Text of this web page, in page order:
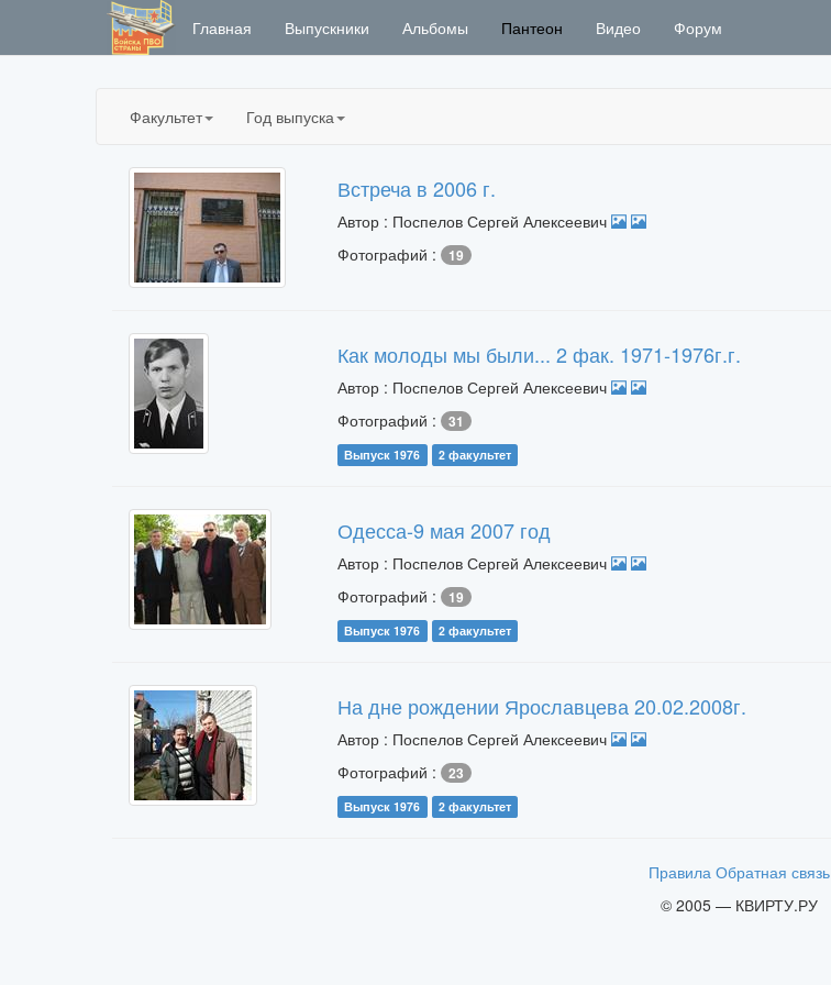
Главная Выпускники Альбомы Пантеон Видео Форум
Факультет Год выпуска
Встреча в 2006 г.
Автор : Поспелов Сергей Алексеевич
Фотографий :
19
Как молоды мы были... 2 фак. 1971-1976г.г.
Автор : Поспелов Сергей Алексеевич
Фотографий :
31
Выпуск 1976 2 факультет
Одесса-9 мая 2007 год
Автор : Поспелов Сергей Алексеевич
Фотографий :
19
Выпуск 1976 2 факультет
На дне рождении Ярославцева 20.02.2008г.
Автор : Поспелов Сергей Алексеевич
Фотографий :
23
Выпуск 1976 2 факультет
Правила Обратная связь
© 2005 — КВИРТУ.РУ